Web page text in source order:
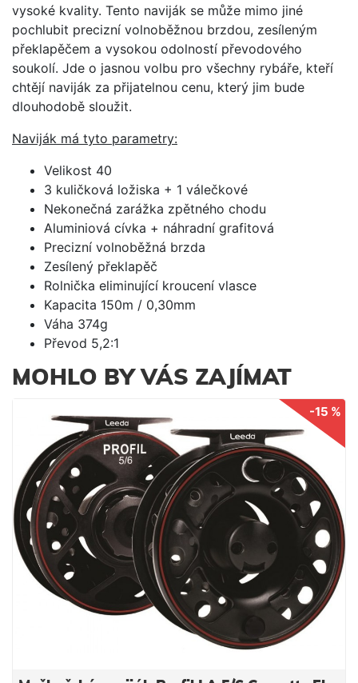
vysoké kvality. Tento naviják se může mimo jiné
pochlubit precizní volnoběžnou brzdou, zesíleným
překlapěčem a vysokou odolností převodového
soukolí. Jde o jasnou volbu pro všechny rybáře, kteří
chtějí naviják za přijatelnou cenu, který jim bude
dlouhodobě sloužit.
Naviják má tyto parametry:
Velikost 40
3 kuličková ložiska + 1 válečkové
Nekonečná zarážka zpětného chodu
Aluminiová cívka + náhradní grafitová
Precizní volnoběžná brzda
Zesílený překlapěč
Rolnička eliminující kroucení vlasce
Kapacita 150m / 0,30mm
Váha 374g
Převod 5,2:1
MOHLO BY VÁS ZAJÍMAT
-15 %